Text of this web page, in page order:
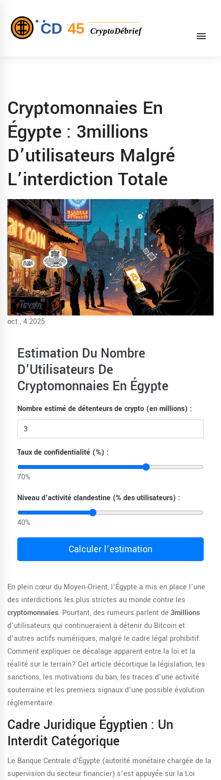
Cryptomonnaies En
Égypte : 3millions
D’utilisateurs Malgré
L’interdiction Totale
oct., 4 2025
Estimation Du Nombre
D'Utilisateurs De
Cryptomonnaies En Égypte
Nombre estimé de détenteurs de crypto (en millions) :
Taux de confidentialité (%) :
70%
Niveau d'activité clandestine (% des utilisateurs) :
40%
Calculer l'estimation
En plein cœur du Moyen‑Orient, l’Égypte a mis en place l’une
des interdictions les plus strictes au monde contre les
cryptomonnaies. Pourtant, des rumeurs parlent de 3millions
d’utilisateurs qui continueraient à détenir du Bitcoin et
d’autres actifs numériques, malgré le cadre légal prohibitif.
Comment expliquer ce décalage apparent entre la loi et la
réalité sur le terrain? Cet article décortique la législation, les
sanctions, les motivations du ban, les traces d’une activité
souterraine et les premiers signaux d’une possible évolution
réglementaire.
Cadre Juridique Égyptien : Un
Interdit Catégorique
Le Banque Centrale d'Égypte (autorité monétaire chargée de la
supervision du secteur financier) s’est appuyée sur la Loi